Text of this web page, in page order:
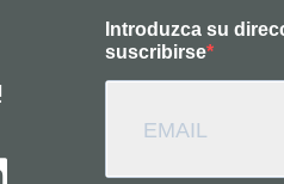
Introduzca su
suscribirse